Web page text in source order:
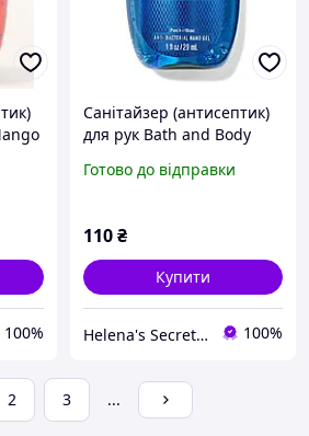
100%
Санітайзер (антисептик)
для рук Bath and Body
Готово до відправки
110₴
Купити
Helena's Secrets - ароматна косметика для тіла та душі 100%
2 3 ...